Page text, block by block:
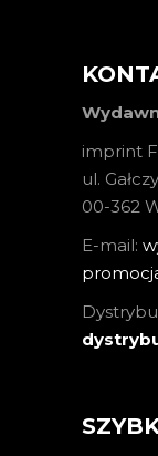
imprint
ul.
00-362
E-mail: